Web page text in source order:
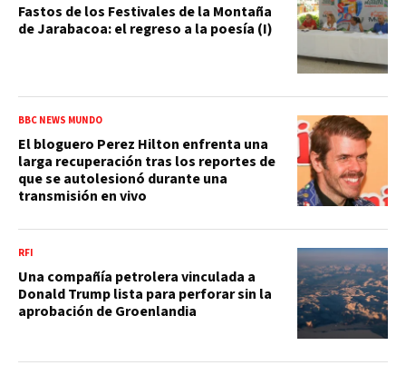
Fastos de los Festivales de la Montaña
de Jarabacoa: el regreso a la poesía (I)
BBC NEWS MUNDO
El bloguero Perez Hilton enfrenta una
larga recuperación tras los reportes de
que se autolesionó durante una
transmisión en vivo
RFI
Una compañía petrolera vinculada a
Donald Trump lista para perforar sin la
aprobación de Groenlandia